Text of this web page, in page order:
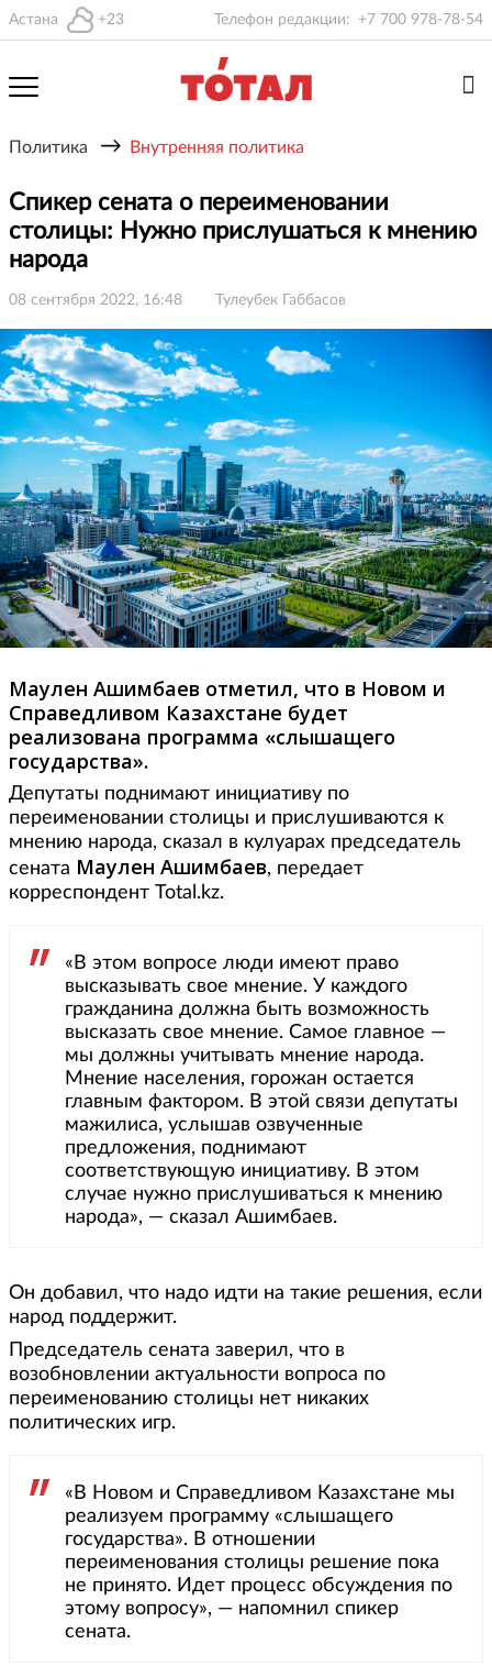
Астана +23 Телефон редакции: +7 700 978-78-54
Политика → Внутренняя политика
Спикер сената о переименовании
столицы: Нужно прислушаться к мнению
народа
08 сентября 2022, 16:48 Тулеубек Габбасов
Маулен Ашимбаев отметил, что в Новом и
Справедливом Казахстане будет
реализована программа «слышащего
государства».
Депутаты поднимают инициативу по
переименовании столицы и прислушиваются к
мнению народа, сказал в кулуарах председатель
сената Маулен Ашимбаев, передает
корреспондент Total.kz.
«В этом вопросе люди имеют право
высказывать свое мнение. У каждого
гражданина должна быть возможность
высказать свое мнение. Самое главное —
мы должны учитывать мнение народа.
Мнение населения, горожан остается
главным фактором. В этой связи депутаты
мажилиса, услышав озвученные
предложения, поднимают
соответствующую инициативу. В этом
случае нужно прислушиваться к мнению
народа», — сказал Ашимбаев.
Он добавил, что надо идти на такие решения, если
народ поддержит.
Председатель сената заверил, что в
возобновлении актуальности вопроса по
переименованию столицы нет никаких
политических игр.
«В Новом и Справедливом Казахстане мы
реализуем программу «слышащего
государства». В отношении
переименования столицы решение пока
не принято. Идет процесс обсуждения по
этому вопросу», — напомнил спикер
сената.